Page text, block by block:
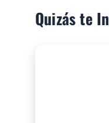
Quizás te